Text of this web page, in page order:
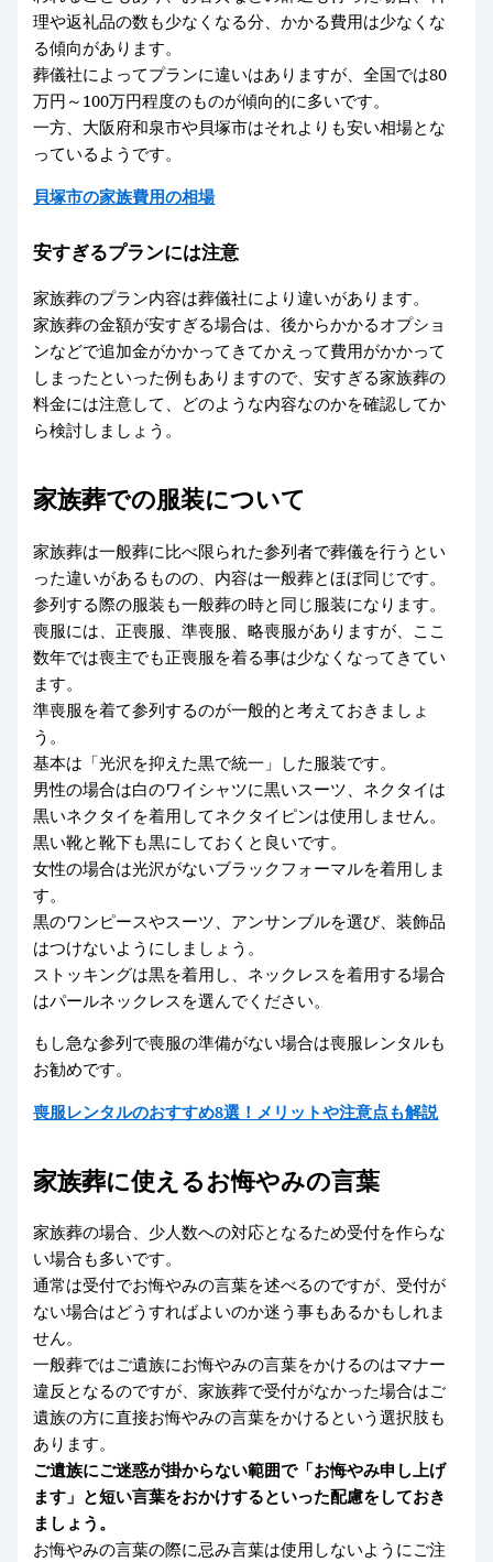
理や返礼品の数も少なくなる分、かかる費用は少なくな
る傾向があります。
葬儀社によってプランに違いはありますが、全国では80
万円～100万円程度のものが傾向的に多いです。
一方、大阪府和泉市や貝塚市はそれよりも安い相場とな
っているようです。
貝塚市の家族費用の相場
安すぎるプランには注意
家族葬のプラン内容は葬儀社により違いがあります。
家族葬の金額が安すぎる場合は、後からかかるオプショ
ンなどで追加金がかかってきてかえって費用がかかって
しまったといった例もありますので、安すぎる家族葬の
料金には注意して、どのような内容なのかを確認してか
ら検討しましょう。
家族葬での服装について
家族葬は一般葬に比べ限られた参列者で葬儀を行うとい
った違いがあるものの、内容は一般葬とほぼ同じです。
参列する際の服装も一般葬の時と同じ服装になります。
喪服には、正喪服、準喪服、略喪服がありますが、ここ
数年では喪主でも正喪服を着る事は少なくなってきてい
ます。
準喪服を着て参列するのが一般的と考えておきましょ
う。
基本は「光沢を抑えた黒で統一」した服装です。
男性の場合は白のワイシャツに黒いスーツ、ネクタイは
黒いネクタイを着用してネクタイピンは使用しません。
黒い靴と靴下も黒にしておくと良いです。
女性の場合は光沢がないブラックフォーマルを着用しま
す。
黒のワンピースやスーツ、アンサンブルを選び、装飾品
はつけないようにしましょう。
ストッキングは黒を着用し、ネックレスを着用する場合
はパールネックレスを選んでください。
もし急な参列で喪服の準備がない場合は喪服レンタルも
お勧めです。
喪服レンタルのおすすめ8選！メリットや注意点も解説
家族葬に使えるお悔やみの言葉
家族葬の場合、少人数への対応となるため受付を作らな
い場合も多いです。
通常は受付でお悔やみの言葉を述べるのですが、受付が
ない場合はどうすればよいのか迷う事もあるかもしれま
せん。
一般葬ではご遺族にお悔やみの言葉をかけるのはマナー
違反となるのですが、家族葬で受付がなかった場合はご
遺族の方に直接お悔やみの言葉をかけるという選択肢も
あります。
ご遺族にご迷惑が掛からない範囲で「お悔やみ申し上げ
ます」と短い言葉をおかけするといった配慮をしておき
ましょう。
お悔やみの言葉の際に忌み言葉は使用しないようにご注